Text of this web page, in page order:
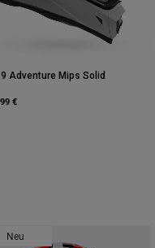
Adventure Mips Solid
€
Neu